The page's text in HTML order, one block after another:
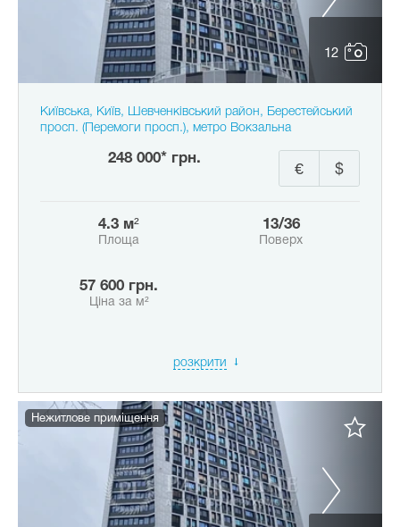
12
Київська, Київ, Шевченківський район, Берестейський
просп. (Перемоги просп.), метро Вокзальна
248 000* грн.
$
€
4.3 м²
Площа
13/36
Поверх
57 600 грн.
Ціна за м²
розкрити
Нежитлове приміщення